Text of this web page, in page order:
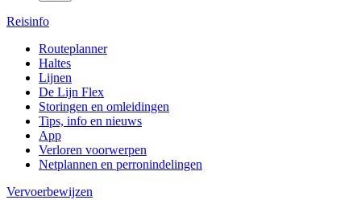
Reisinfo
Routeplanner
Haltes
Lijnen
De Lijn Flex
Storingen en omleidingen
Tips, info en nieuws
App
Verloren voorwerpen
Netplannen en perronindelingen
Vervoerbewijzen